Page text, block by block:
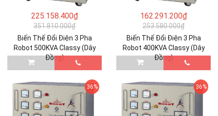
225.158.400₫
351.810.000₫
Biến Thế Đổi Điện 3 Pha
Robot 500KVA Classy (Dây
Đồng)
162.291.200₫
253.580.000₫
Biến Thế Đổi Điện 3 Pha
Robot 400KVA Classy (Dây
Đồng)
36% 36%